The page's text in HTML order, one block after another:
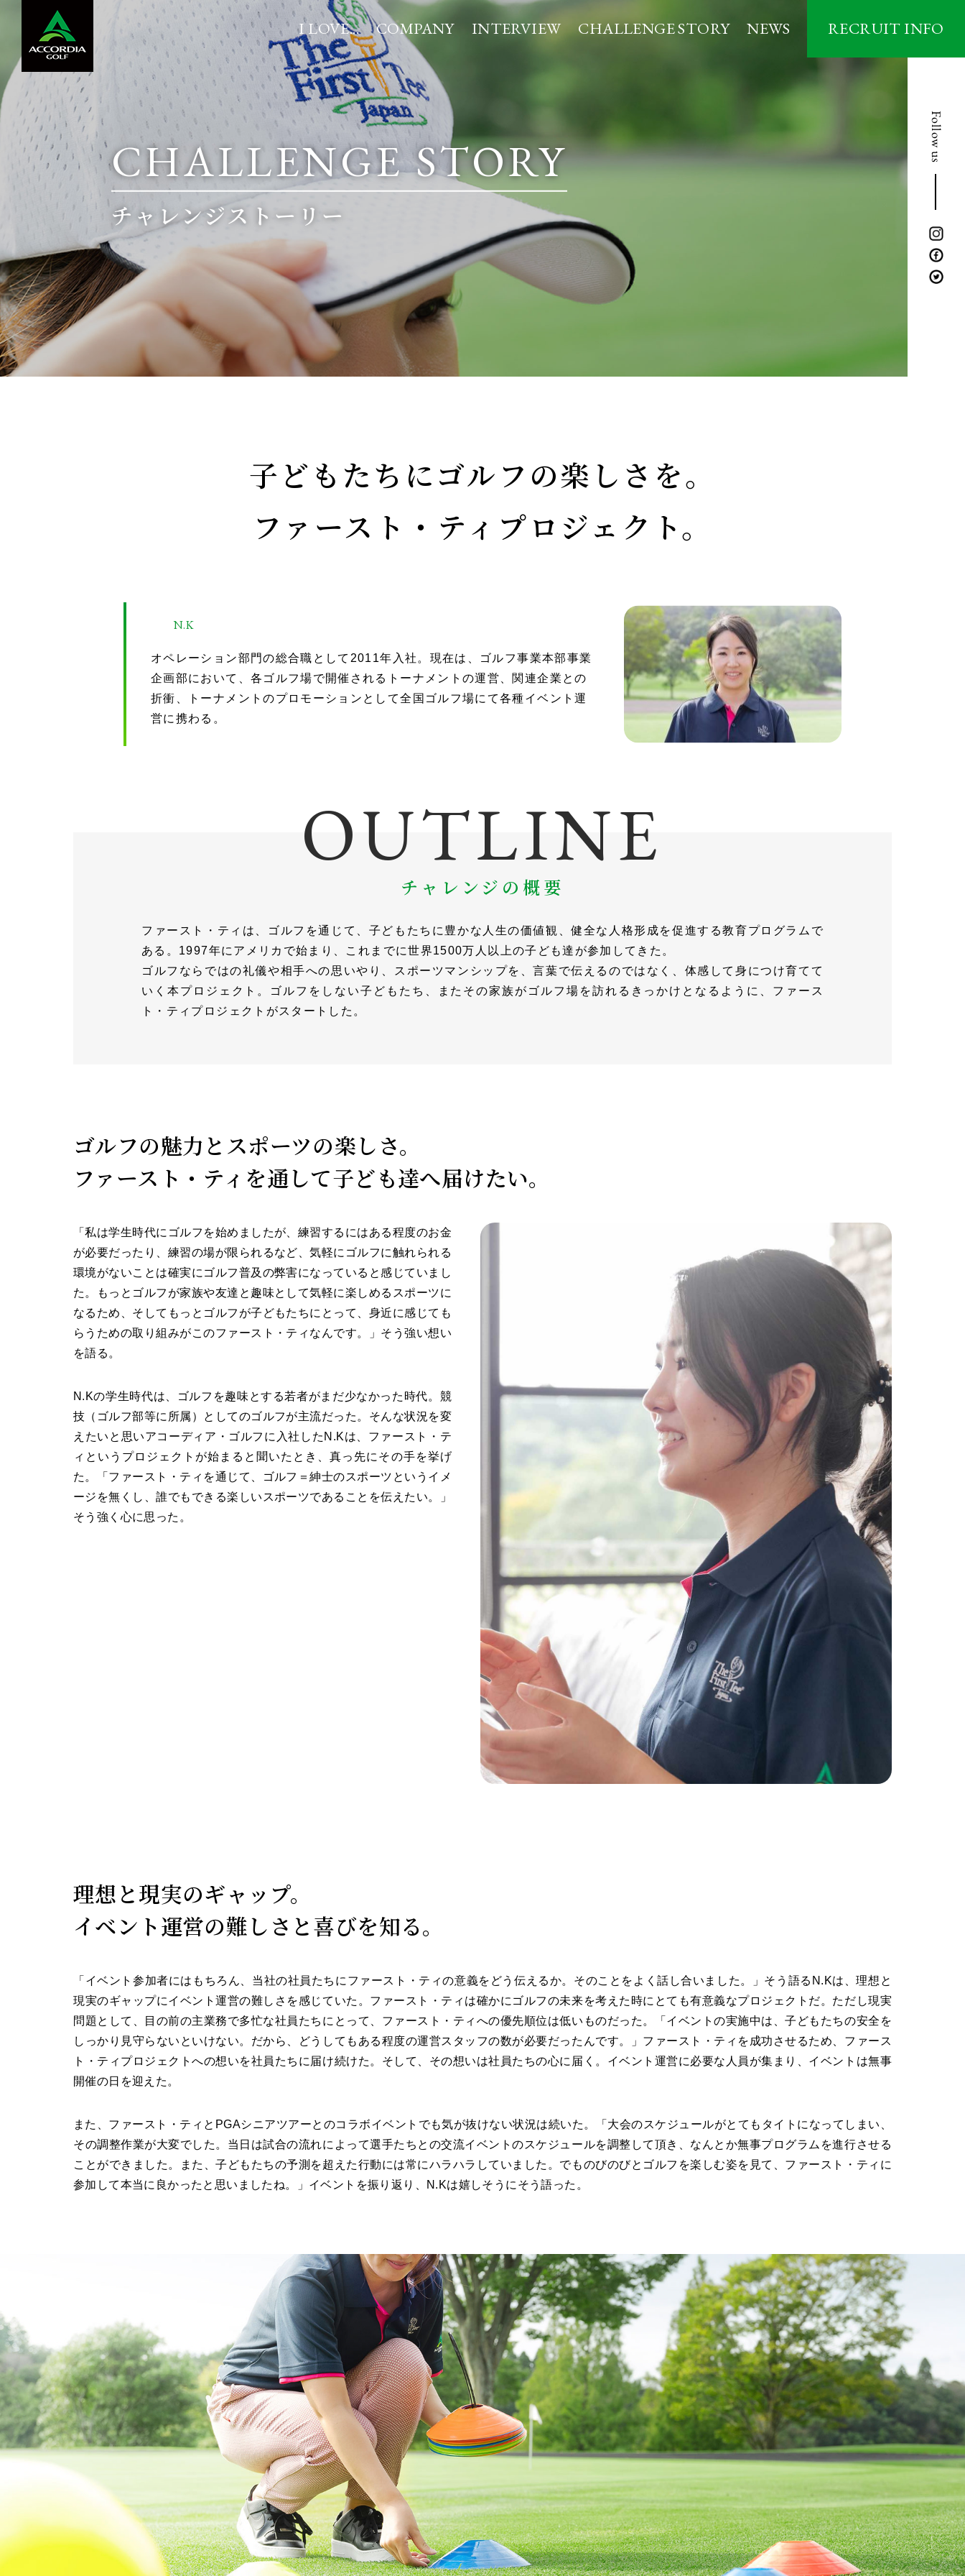
Follow us
I LOVE...
好きが集まるアコーディア・ゴルフ
COMPANY
テクノロジー 企業理念
INTERVIEW CHALLENGE STORY NEWS RECRUIT INFO
採用メッセージ 採用情報 新卒採用（大卒）
CHALLENGE STORY
チャレンジストーリー
子どもたちにゴルフの楽しさを。
ファースト・ティ プロジェクト。
N.K
オペレーション部門の総合職として2011年入社。現在は、ゴルフ事業本部事業
企画部において、各ゴルフ場で開催されるトーナメントの運営、関連企業との
折衝、トーナメントのプロモーションとして全国ゴルフ場にて各種イベント運
営に携わる。
OUTLINE
チャレンジの概要
ファースト・ティは、ゴルフを通じて、子どもたちに豊かな人生の価値観、健全な人格形成を促進する教育プログラムで
ある。1997年にアメリカで始まり、これまでに世界1500万人以上の子ども達が参加してきた。
ゴルフならではの礼儀や相手への思いやり、スポーツマンシップを、言葉で伝えるのではなく、体感して身につけ育てて
いく本プロジェクト。ゴルフをしない子どもたち、またその家族がゴルフ場を訪れるきっかけとなるように、ファース
ト・ティプロジェクトがスタートした。
ゴルフの魅力とスポーツの楽しさ。
ファースト・ティを通して子ども達へ届けたい。
「私は学生時代にゴルフを始めましたが、練習するにはある程度のお金
が必要だったり、練習の場が限られるなど、気軽にゴルフに触れられる
環境がないことは確実にゴルフ普及の弊害になっていると感じていまし
た。もっとゴルフが家族や友達と趣味として気軽に楽しめるスポーツに
なるため、そしてもっとゴルフが子どもたちにとって、身近に感じても
らうための取り組みがこのファースト・ティなんです。」そう強い想い
を語る。
N.Kの学生時代は、ゴルフを趣味とする若者がまだ少なかった時代。競
技（ゴルフ部等に所属）としてのゴルフが主流だった。そんな状況を変
えたいと思いアコーディア・ゴルフに入社したN.Kは、ファースト・テ
ィというプロジェクトが始まると聞いたとき、真っ先にその手を挙げ
た。「ファースト・ティを通じて、ゴルフ＝紳士のスポーツというイメ
ージを無くし、誰でもできる楽しいスポーツであることを伝えたい。」
そう強く心に思った。
理想と現実のギャップ。
イベント運営の難しさと喜びを知る。
「イベント参加者にはもちろん、当社の社員たちにファースト・ティの意義をどう伝えるか。そのことをよく話し合いました。」そう語るN.Kは、理想と
現実のギャップにイベント運営の難しさを感じていた。ファースト・ティは確かにゴルフの未来を考えた時にとても有意義なプロジェクトだ。ただし現実
問題として、目の前の主業務で多忙な社員たちにとって、ファースト・ティへの優先順位は低いものだった。「イベントの実施中は、子どもたちの安全を
しっかり見守らないといけない。だから、どうしてもある程度の運営スタッフの数が必要だったんです。」ファースト・ティを成功させるため、ファース
ト・ティプロジェクトへの想いを社員たちに届け続けた。そして、その想いは社員たちの心に届く。イベント運営に必要な人員が集まり、イベントは無事
開催の日を迎えた。
また、ファースト・ティとPGAシニアツアーとのコラボイベントでも気が抜けない状況は続いた。「大会のスケジュールがとてもタイトになってしまい、
その調整作業が大変でした。当日は試合の流れによって選手たちとの交流イベントのスケジュールを調整して頂き、なんとか無事プログラムを進行させる
ことができました。また、子どもたちの予測を超えた行動には常にハラハラしていました。でものびのびとゴルフを楽しむ姿を見て、ファースト・ティに
参加して本当に良かったと思いましたね。」イベントを振り返り、N.Kは嬉しそうにそう語った。